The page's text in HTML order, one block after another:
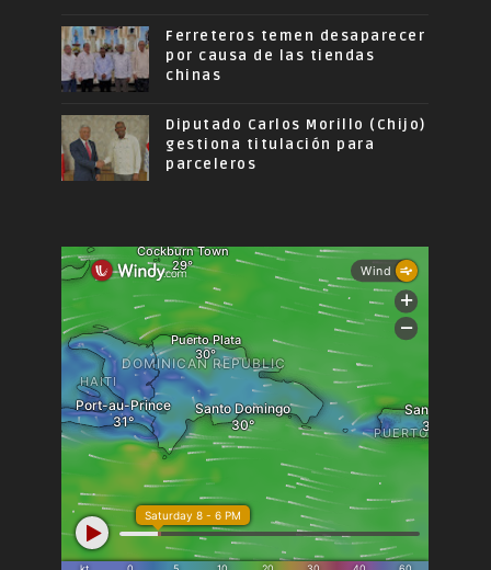
Ferreteros temen desaparecer
por causa de las tiendas
chinas
Diputado Carlos Morillo (Chijo)
gestiona titulación para
parceleros